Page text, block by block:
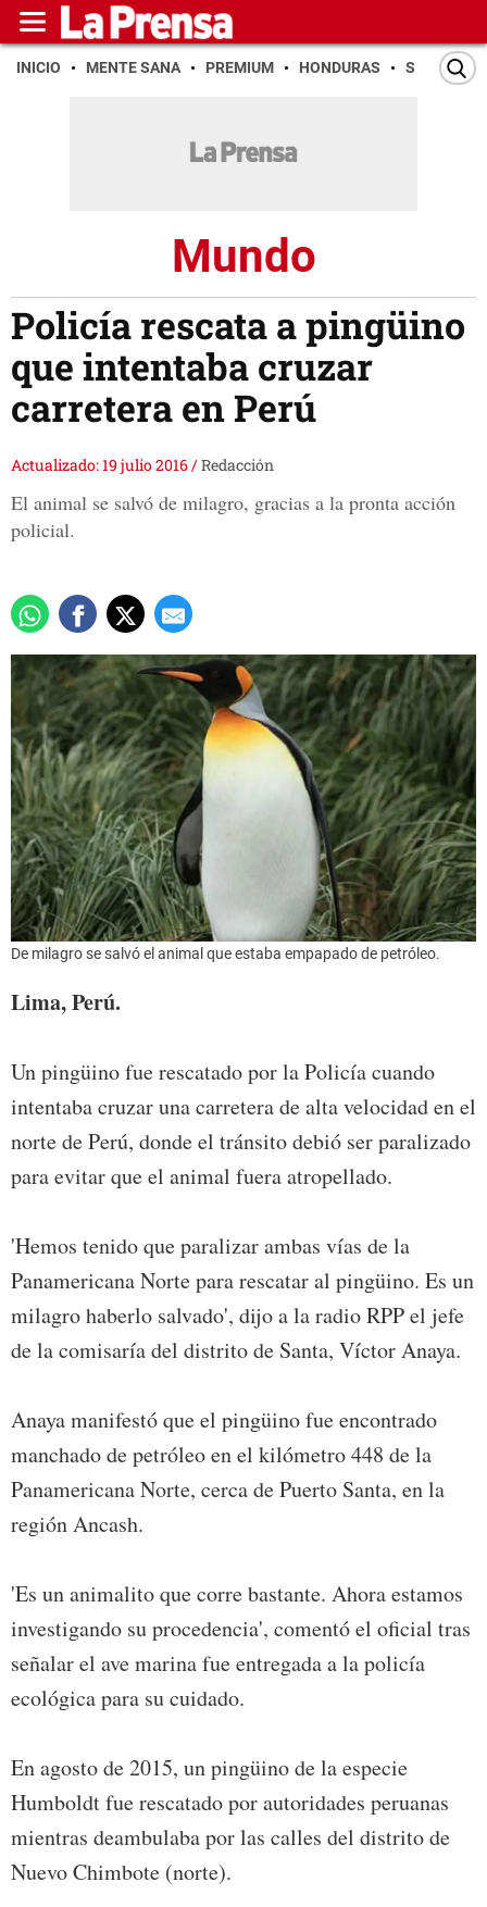
INICIO MENTE SANA PREMIUM HONDURAS SAN PEDRO
Mundo
Policía rescata a pingüino
que intentaba cruzar
carretera en Perú
Actualizado: 19 julio 2016/Redacción
El animal se salvó de milagro, gracias a la pronta acción
policial.
De milagro se salvó el animal que estaba empapado de petróleo.
Lima, Perú.
Un pingüino fue rescatado por la Policía cuando
intentaba cruzar una carretera de alta velocidad en el
norte de Perú, donde el tránsito debió ser paralizado
para evitar que el animal fuera atropellado.
'Hemos tenido que paralizar ambas vías de la
Panamericana Norte para rescatar al pingüino. Es un
milagro haberlo salvado', dijo a la radio RPP el jefe
de la comisaría del distrito de Santa, Víctor Anaya.
Anaya manifestó que el pingüino fue encontrado
manchado de petróleo en el kilómetro 448 de la
Panamericana Norte, cerca de Puerto Santa, en la
región Ancash.
'Es un animalito que corre bastante. Ahora estamos
investigando su procedencia', comentó el oficial tras
señalar el ave marina fue entregada a la policía
ecológica para su cuidado.
En agosto de 2015, un pingüino de la especie
Humboldt fue rescatado por autoridades peruanas
mientras deambulaba por las calles del distrito de
Nuevo Chimbote (norte).